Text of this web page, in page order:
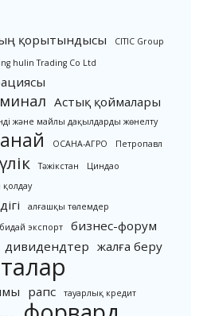
қорытындысы CITIC Group
hulin Trading Co Ltd
Астық қоймалары
және майлы дақылдарды жөнелту
ОСАНА-АГРО Петропавл
Тәжікстан
Циндао
алғашқы төлемдер
бидай экспорт бизнес-форум
дивидендтер жалға беру
рапс тауарлық кредит